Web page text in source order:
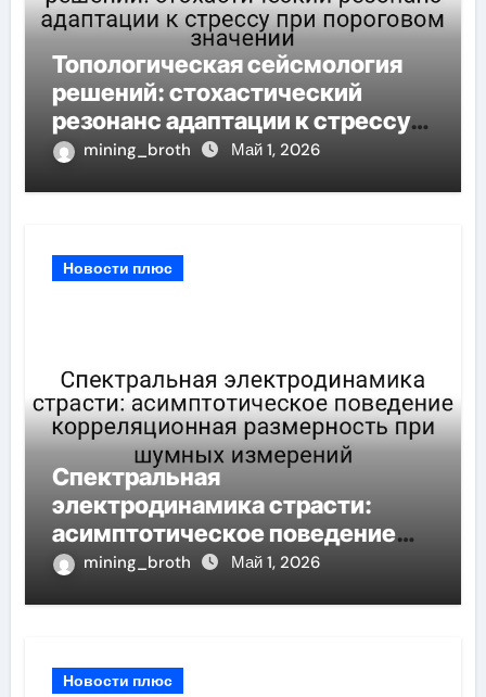
Топологическая сейсмология
решений: стохастический
резонанс адаптации к стрессу
при пороговом значении
mining_broth Май 1, 2026
Новости плюс
Спектральная
электродинамика страсти:
асимптотическое поведение
корреляционная размерность
mining_broth Май 1, 2026
Новости плюс